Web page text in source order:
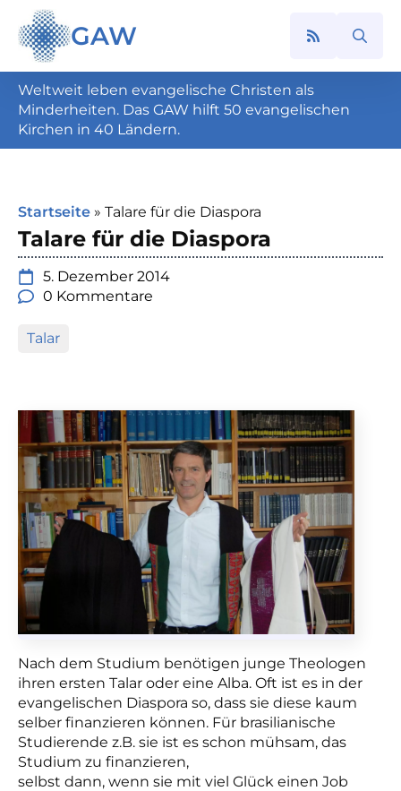
GAW
Search
Weltweit leben evangelische Christen als
Minderheiten. Das GAW hilft 50 evangelischen
Kirchen in 40 Ländern.
Startseite » Talare für die Diaspora
Talare für die Diaspora
5. Dezember 2014
0 Kommentare
Talar
Nach dem Studium benötigen junge Theologen
ihren ersten Talar oder eine Alba. Oft ist es in der
evangelischen Diaspora so, dass sie diese kaum
selber finanzieren können. Für brasilianische
Studierende z.B. sie ist es schon mühsam, das
Studium zu finanzieren,
selbst dann, wenn sie mit viel Glück einen Job